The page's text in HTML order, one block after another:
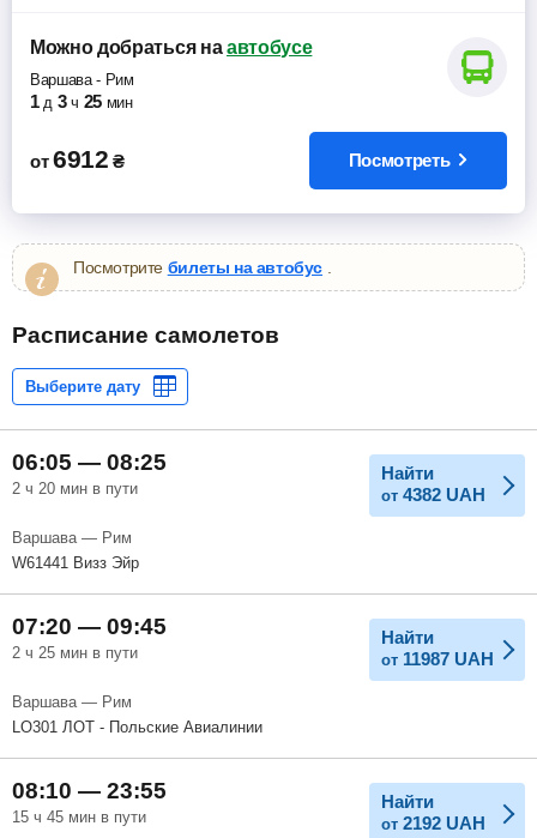
Можно добратьсяна автобусе
Варшава- Рим
1 д 3 ч 25 мин
от 6912 ₴ Посмотреть
Посмотрите билеты на автобус
Расписание самолетов
06:05 — 08:25
2 ч 20 мин в пути
Найти
от 4382 UAH
Варшава — Рим
W61441 Визз Эйр
07:20 — 09:45
2 ч 25 мин в пути
Найти
от 11987 UAH
Варшава — Рим
LO301 ЛОТ - Польские Авиалинии
08:10 — 23:55
15 ч 45 мин в пути
Найти
от 2192 UAH